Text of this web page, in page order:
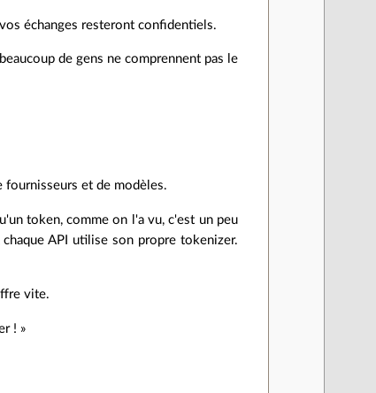
échanges resteront confidentiels.
de gens ne comprennent pas le
fournisseurs et de modèles.
token, comme on l'a vu, c'est un peu
API utilise son propre tokenizer.
vite.
! »